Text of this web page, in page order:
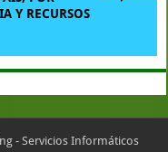
Y RECURSOS
- Servicios Informáticos